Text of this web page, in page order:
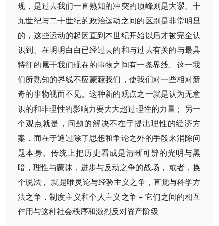
现，是过去我们一直熟知的冲突的顶峰则是大谬。十
九世纪与二十世纪的政治运动之间的区别是非常明显
的，这些运动的起因直到本世纪开始以后才被完全认
识到。在明明白白已经过去的和与过去有关的与最具
特征的属于我们现在的事物之间有一条界线。这一我
们所熟知的界线不应蒙蔽我们，使我们对一些相对新
奇的事物视而不见。这种新的观点之一就是认为无意
识的和非理性的影响力要大大超过理性的力量； 另一
个观点就是，问题的解决不在于提出理性的经济方
案，而在于通过除了思想和争论之外的手段来消除问
题本身。传统上把历史看成是清晰可辨的光明与黑
暗，理性与蒙昧，进步与反动之争的战场， 或者，换
个说法， 就是唯灵论与经验主义之争，直觉与科学方
法之争，制度主义和个人主义之争 – 它们之间的相互
作用与这种社会秩序和激烈反对资产阶级